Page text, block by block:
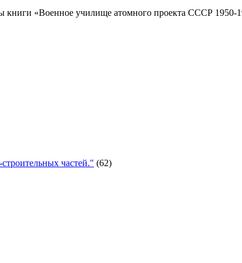
«Военное училище атомного проекта СССР 1950-
частей." (62)